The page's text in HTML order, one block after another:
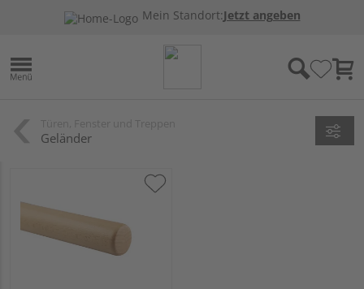
Mein Standort:Jetzt angeben
Geländer